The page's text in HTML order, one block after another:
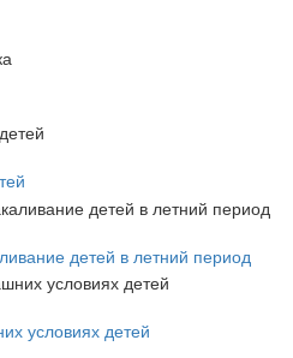
детей в летний период
условиях детей